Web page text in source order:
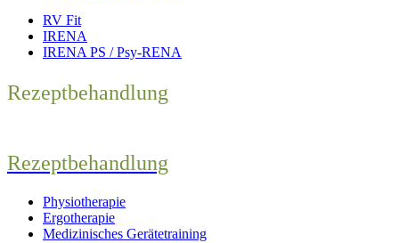
RV Fit
IRENA
IRENA PS / Psy-RENA
Rezeptbehandlung
Rezeptbehandlung
Physiotherapie
Ergotherapie
Medizinisches Gerätetraining